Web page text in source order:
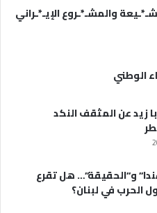
والمشـ*ـروع الإيـ*ـراني
الوطني
زيد عن المثقف النكد
و”الحقيقة”… هل تقرع
الحرب في لبنان؟